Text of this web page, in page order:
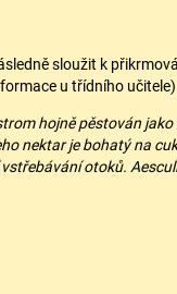
sloužit k
u třídního
hojně pěstován
nektar je bohatý na
otoků.